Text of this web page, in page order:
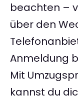
beachten –
über den
Anmeldung
Mit
kannst du